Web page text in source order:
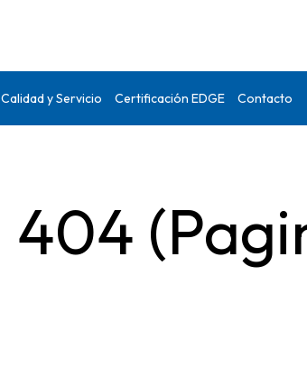
Calidad y Servicio Certificación EDGE Contacto
404